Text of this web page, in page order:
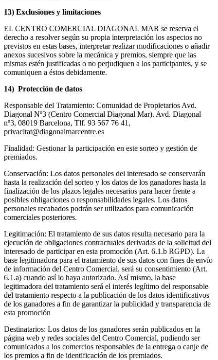
13) Exclusiones y limitaciones
EL CENTRO COMERCIAL DIAGONAL MAR se reserva el
derecho a resolver según su propia interpretación los aspectos no
previstos en estas bases, interpretar realizar modificaciones o añadir
anexos sucesivos sobre la mecánica y premios, siempre que las
mismas estén justificadas o no perjudiquen a los participantes, y se
comuniquen a éstos debidamente.
14) Protección de datos
Responsable del Tratamiento: Comunidad de Propietarios Avd.
Diagonal Nº3 (Centro Comercial Diagonal Mar). Avd. Diagonal
nº3, 08019 Barcelona, Tlf. 93 567 76 41,
privacitat@diagonalmarcentre.es
Finalidad: Gestionar la participación en este sorteo y gestión de
premiados.
Conservación: Los datos personales del interesado se conservarán
hasta la realización del sorteo y los datos de los ganadores hasta la
finalización de los plazos legales necesarios para hacer frente a
posibles obligaciones o responsabilidades legales. Los datos
personales recabados podrán ser utilizados para comunicación
comerciales posteriores.
Legitimación: El tratamiento de sus datos resulta necesario para la
ejecución de obligaciones contractuales derivadas de la solicitud del
interesado de participar en esta promoción (Art. 6.1.b RGPD). La
base legitimadora para el tratamiento de sus datos con fines de envío
de información del Centro Comercial, será su consentimiento (Art.
6.1.a) cuando así lo haya autorizado. Así mismo, la base
legitimadora del tratamiento será el interés legítimo del responsable
del tratamiento respecto a la publicación de los datos identificativos
de los ganadores a fin de garantizar la publicidad y transparencia de
esta promoción
Destinatarios: Los datos de los ganadores serán publicados en la
página web y redes sociales del Centro Comercial, pudiendo ser
comunicados a los comercios responsables de la entrega o canje de
los premios a fin de identificación de los premiados.